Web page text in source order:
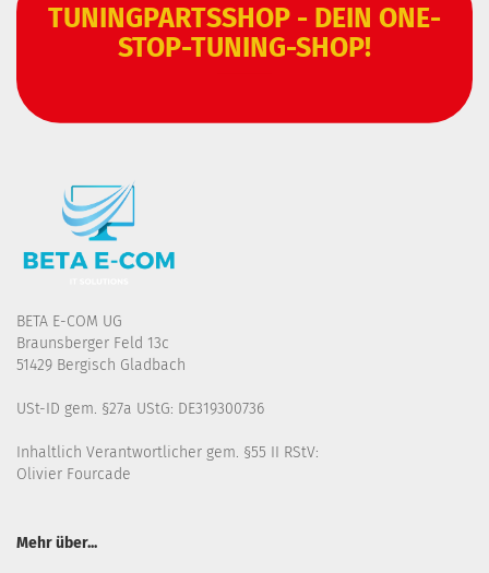
TUNINGPARTSSHOP - DEIN ONE-
STOP-TUNING-SHOP!
BETA E-COM UG
Braunsberger Feld 13c
51429 Bergisch Gladbach
USt-ID gem. §27a UStG: DE319300736
Inhaltlich Verantwortlicher gem. §55 II RStV:
Olivier Fourcade
Mehr über...